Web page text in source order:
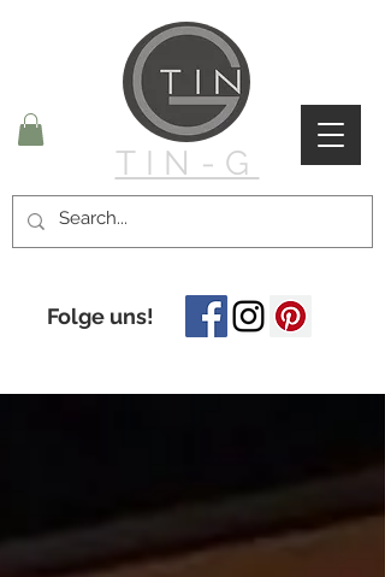
TIN-G
Folge uns!